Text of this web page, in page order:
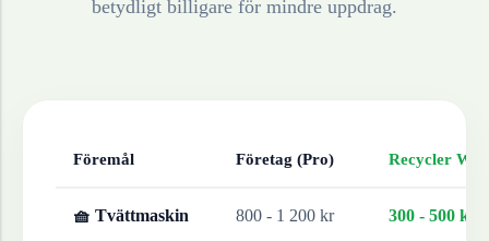
betydligt billigare för mindre uppdrag.
Föremål Företag (Pro) Recycler
🧺 Tvättmaskin 800 - 1 200 kr 300 - 500 kr